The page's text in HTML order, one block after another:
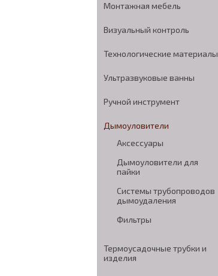
Монтажная мебель
Визуальный контроль
Технологические материалы
Ультразвуковые ванны
Ручной инструмент
Дымоуловители
Аксессуары
Дымоуловители для
пайки
Системы трубопроводов
дымоудаления
Фильтры
Термоусадочные трубки и
изделия